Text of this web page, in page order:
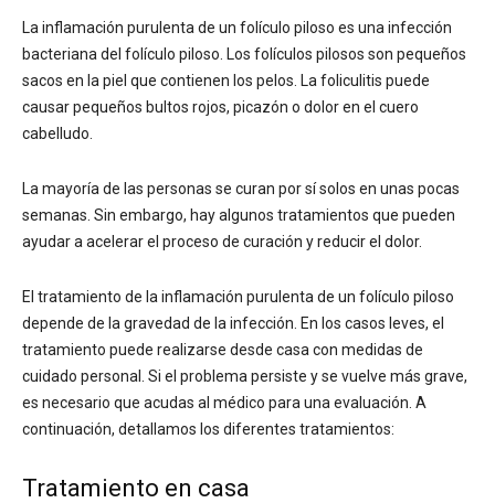
La inflamación purulenta de un folículo piloso es una infección
bacteriana del folículo piloso. Los folículos pilosos son pequeños
sacos en la piel que contienen los pelos. La foliculitis puede
causar pequeños bultos rojos, picazón o dolor en el cuero
cabelludo.
La mayoría de las personas se curan por sí solos en unas pocas
semanas. Sin embargo, hay algunos tratamientos que pueden
ayudar a acelerar el proceso de curación y reducir el dolor.
El tratamiento de la inflamación purulenta de un folículo piloso
depende de la gravedad de la infección. En los casos leves, el
tratamiento puede realizarse desde casa con medidas de
cuidado personal. Si el problema persiste y se vuelve más grave,
es necesario que acudas al médico para una evaluación. A
continuación, detallamos los diferentes tratamientos:
Tratamiento en casa